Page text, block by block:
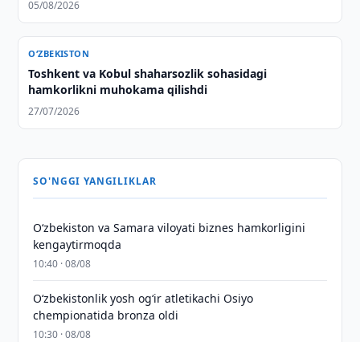
05/08/2026
O‘ZBEKISTON
Toshkent va Kobul shaharsozlik sohasidagi
hamkorlikni muhokama qilishdi
27/07/2026
SO'NGGI YANGILIKLAR
Oʻzbekiston va Samara viloyati biznes hamkorligini
kengaytirmoqda
10:40 · 08/08
O‘zbekistonlik yosh og‘ir atletikachi Osiyo
chempionatida bronza oldi
10:30 · 08/08